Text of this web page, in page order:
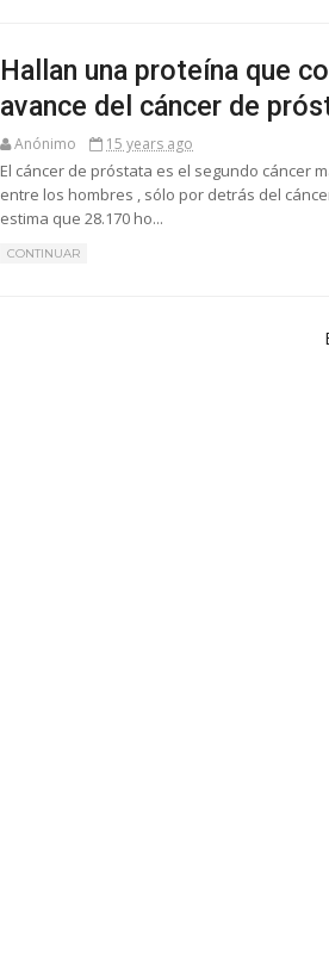
Hallan una proteína que
avance del cáncer de
Anónimo 15 years ago
El cáncer de próstata es el segundo cáncer
entre los hombres , sólo por detrás del
estima que 28.170 ho...
CONTINUAR